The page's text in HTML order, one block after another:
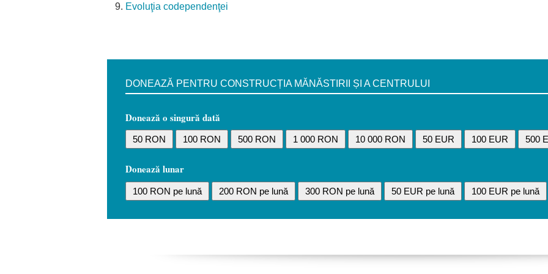
Evoluţia codependenţei
DONEAZĂ PENTRU CONSTRUCȚIA MĂNĂSTIRII ȘI A CENTRULUI
Donează o singură dată
50 RON 100 RON 500 RON 1 000 RON 10 000 RON 50 EUR 100 EUR 500
Donează lunar
100 RON pe lună 200 RON pe lună 300 RON pe lună 50 EUR pe lună 100 EUR pe lună